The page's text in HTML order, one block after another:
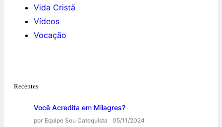
Vida Cristã
Vídeos
Vocação
Recentes
Você Acredita em Milagres?
por Equipe Sou Catequista 05/11/2024